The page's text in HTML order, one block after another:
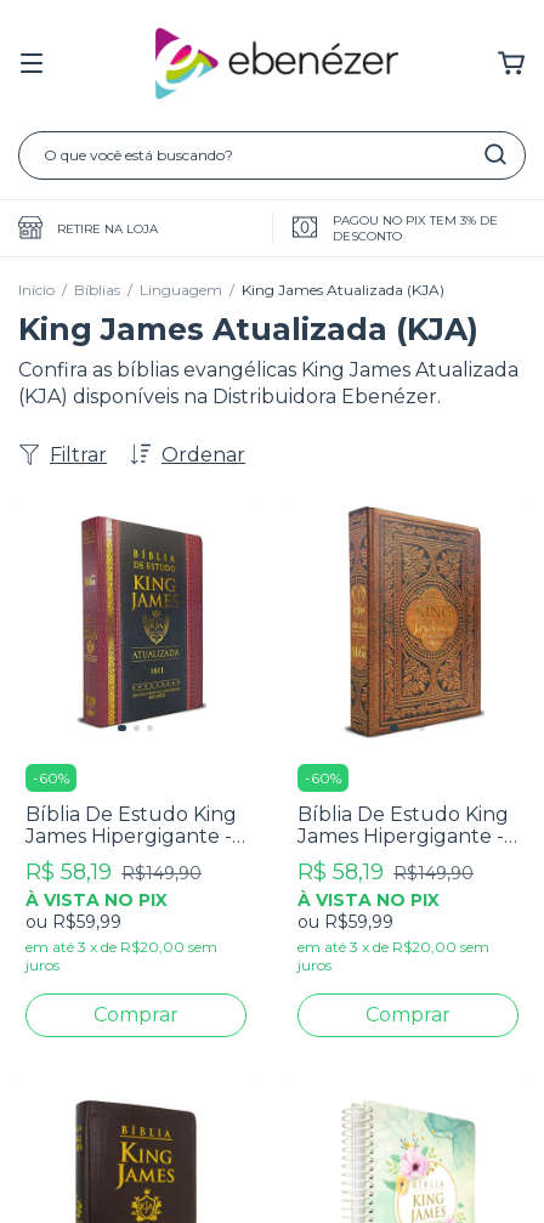
RETIRE NA LOJA
PAGOU NO PIX TEM 3% DE
DESCONTO
Início / Bíblias / Linguagem / King James Atualizada (KJA)
King James Atualizada (KJA)
Confira as bíblias evangélicas King James Atualizada
(KJA) disponíveis na Distribuidora Ebenézer.
Ordenar
Filtrar
-60%
Bíblia De Estudo King
James Hipergigante -
Full Color - Capa Dura
Tradicional
R$ 58,19 R$149,90
À VISTA NO PIX
ou R$59,99
em até 3 x de R$20,00 sem
juros
-60%
Bíblia De Estudo King
James Hipergigante -
Full Color - Capa Dura
Vintage
R$ 58,19 R$149,90
À VISTA NO PIX
ou R$59,99
em até 3 x de R$20,00 sem
juros